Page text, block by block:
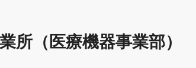
所（医療機器事業部）